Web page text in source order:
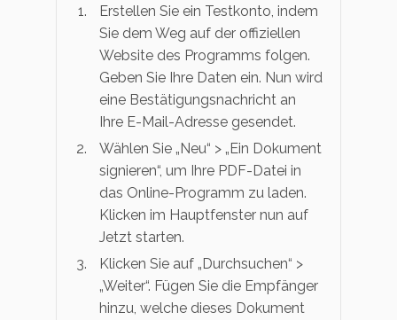
Erstellen Sie ein Testkonto, indem
Sie dem Weg auf der offiziellen
Website des Programms folgen.
Geben Sie Ihre Daten ein. Nun wird
eine Bestätigungsnachricht an
Ihre E-Mail-Adresse gesendet.
Wählen Sie „Neu“ > „Ein Dokument
signieren“, um Ihre PDF-Datei in
das Online-Programm zu laden.
Klicken im Hauptfenster nun auf
Jetzt starten.
Klicken Sie auf „Durchsuchen“ >
„Weiter“. Fügen Sie die Empfänger
hinzu, welche dieses Dokument